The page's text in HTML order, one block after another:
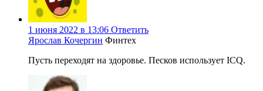
1 июня 2022 в 13:06 Ответить
Ярослав Кочергин Финтех
Пусть переходят на здоровье. Песков использует ICQ.